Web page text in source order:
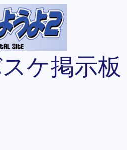
ケ掲示板